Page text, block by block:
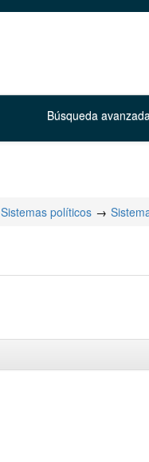
Búsqueda avanzada
Sistemas políticos